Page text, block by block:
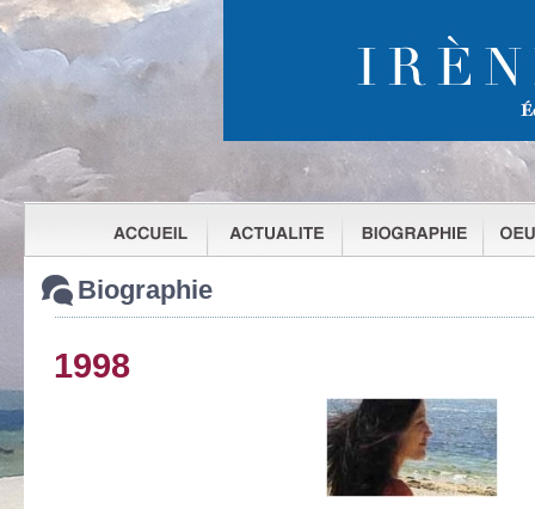
Biographie
1998